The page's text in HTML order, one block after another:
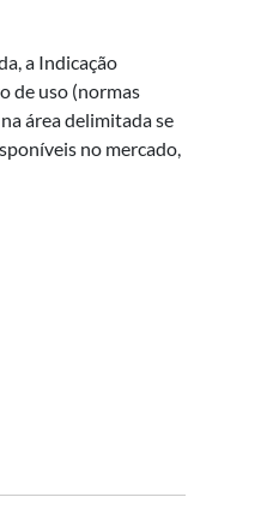
a Indicação
de uso (normas
área delimitada se
no mercado,